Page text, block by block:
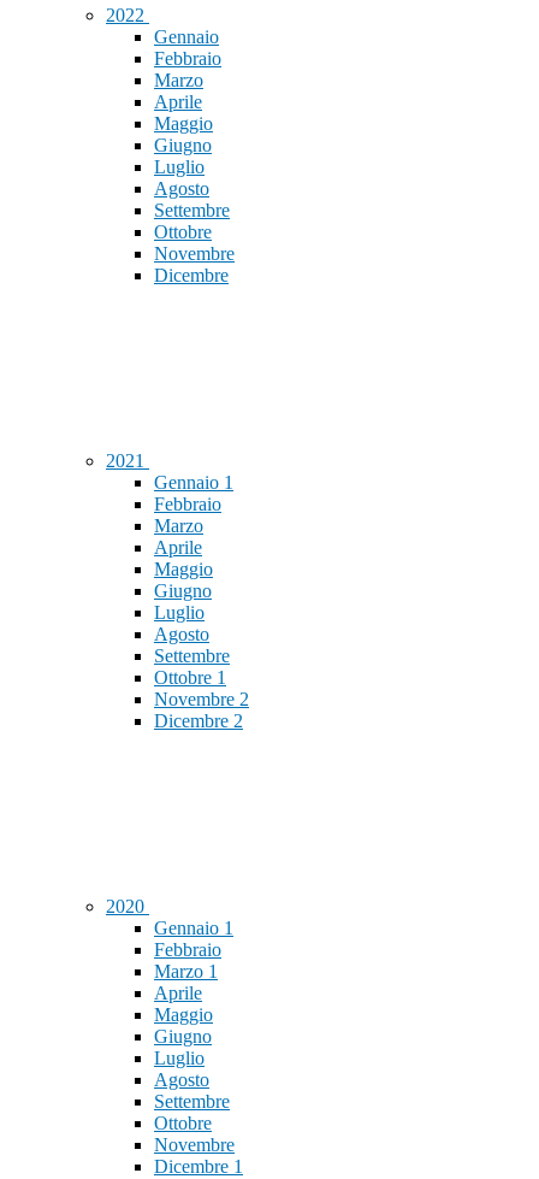
2022
Gennaio
Febbraio
Marzo
Aprile
Maggio
Giugno
Luglio
Agosto
Settembre
Ottobre
Novembre
Dicembre
2021
Gennaio 1
Febbraio
Marzo
Aprile
Maggio
Giugno
Luglio
Agosto
Settembre
Ottobre 1
Novembre 2
Dicembre 2
2020
Gennaio 1
Febbraio
Marzo 1
Aprile
Maggio
Giugno
Luglio
Agosto
Settembre
Ottobre
Novembre
Dicembre 1